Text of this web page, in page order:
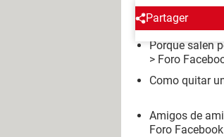
Partager
ALREDEDOR
Porque salen
> Foro
Como quitar
Amigos de
Foro Facebook